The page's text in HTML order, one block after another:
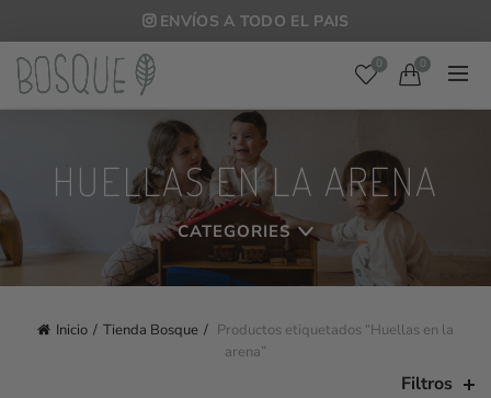
ENVÍOS A TODO EL PAIS
0 0
HUELLAS EN LA ARENA
CATEGORIES
Inicio Tienda Bosque
Productos etiquetados “Huellas en la
arena”
Filtros